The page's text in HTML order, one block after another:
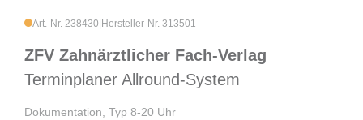
Art.-Nr. 238430 Hersteller-Nr. 313501
ZFV Zahnärztlicher Fach-Verlag
Terminplaner Allround-System
Dokumentation, Typ 8-20 Uhr